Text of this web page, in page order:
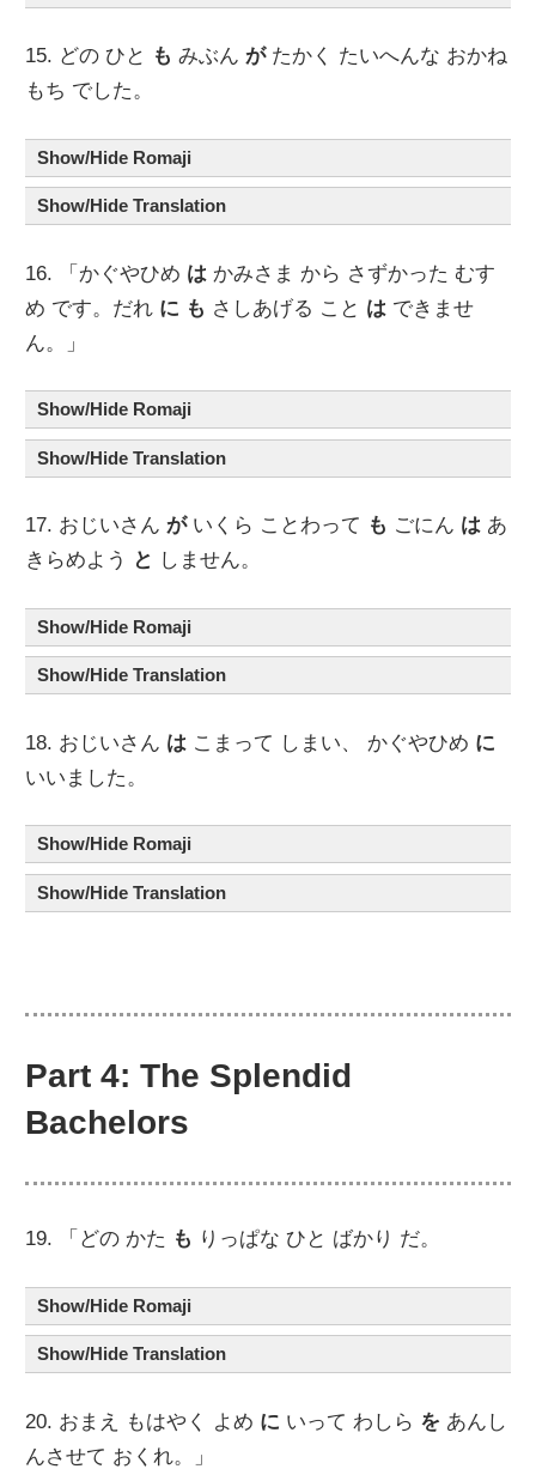
15. どの ひと も みぶんがたかく たいへんな おかね
もち でした。
Show/Hide Romaji
Show/Hide Translation
16. 「かぐやひめ は かみさま から さずかった むす
め です。だれ に も さしあげる こと は できませ
ん。」
Show/Hide Romaji
Show/Hide Translation
17. おじいさんがいくら ことわって も ごにん は あ
きらめよう
と しません。
Show/Hide Romaji
Show/Hide Translation
18. おじいさん は こまって しまい、 かぐやひめ に
いいました。
Show/Hide Romaji
Show/Hide Translation
Part 4: The Splendid
Bachelors
19. 「どの かた も りっぱな ひと ばかり だ。
Show/Hide Romaji
Show/Hide Translation
20. おまえ もはやく よめ に いって わしら を あんし
んさせて おくれ。」